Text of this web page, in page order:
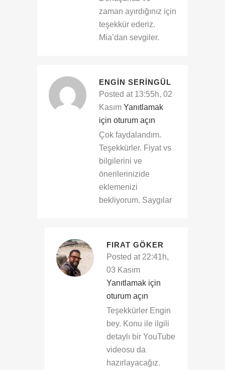
zaman ayırdığınız için
teşekkür ederiz.
Mia’dan sevgiler.
ENGIN SERINGÜL
Posted at 13:55h, 02
Kasım Yanıtlamak
için oturum açın
Çok faydalandım.
Teşekkürler. Fiyat vs
bilgilerini ve
önerilerinizide
eklemenizi
bekliyorum. Saygılar
FIRAT GÖKER
Posted at 22:41h,
03 Kasım
Yanıtlamak için
oturum açın
Teşekkürler Engin
bey. Konu ile ilgili
detaylı bir YouTube
videosu da
hazırlayacağız.